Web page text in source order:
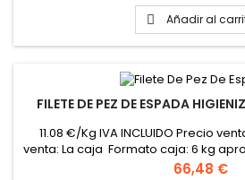
 Añadir al
FILETE DE PEZ DE ESPADA
11.08 €/Kg IVA INCLUIDO Precio
venta: La caja Formato caja: 6 kg
100gr aprox.
Precio
66,48 €